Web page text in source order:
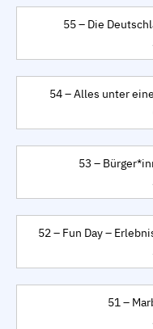
55 – Die
54 – Alles unter
53 –
52 – Fun Day –
51 –